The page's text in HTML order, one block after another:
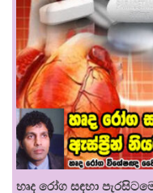
හෘද රෝග සඳහා